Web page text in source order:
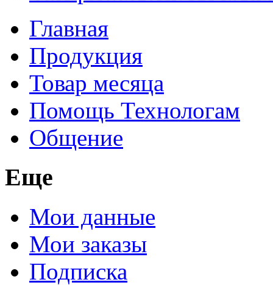
Главная
Продукция
Товар месяца
Помощь Технологам
Общение
Еще
Мои данные
Мои заказы
Подписка